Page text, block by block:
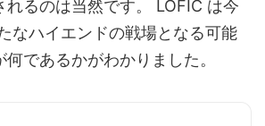
れるのは当然です。 LOFIC は今
なハイエンドの戦場となる可能
であるかがわかりました。